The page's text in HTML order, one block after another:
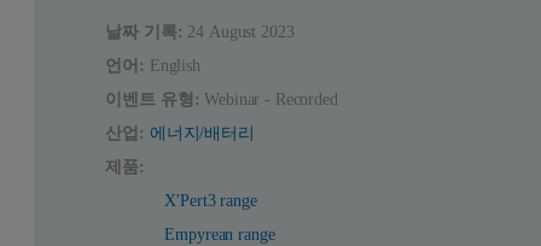
날짜 기록: 24 August 2023
언어: English
이벤트 유형: Webinar - Recorded
산업: 에너지/배터리
제품:
X'Pert3 range
Empyrean range